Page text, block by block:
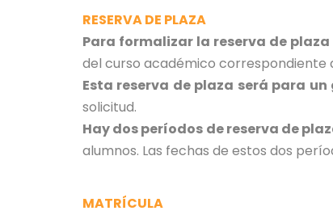
RESERVA DE PLAZA
Para formalizar la reserva de
del curso académico correspondiente
Esta reserva de plaza será para
solicitud.
Hay dos períodos de reserva de
alumnos. Las fechas de estos dos
MATRÍCULA